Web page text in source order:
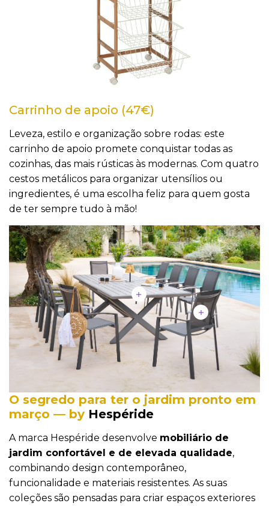
Carrinho de apoio (47€)
Leveza, estilo e organização sobre rodas: este
carrinho de apoio promete conquistar todas as
cozinhas, das mais rústicas às modernas. Com quatro
cestos metálicos para organizar utensílios ou
ingredientes, é uma escolha feliz para quem gosta
de ter sempre tudo à mão!
O segredo para ter o jardim pronto em
março — by Hespéride
A marca Hespéride desenvolve mobiliário de
jardim confortável e de elevada qualidade,
combinando design contemporâneo,
funcionalidade e materiais resistentes. As suas
coleções são pensadas para criar espaços exteriores